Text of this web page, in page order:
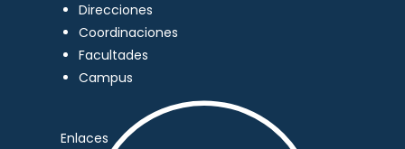
Direcciones
Coordinaciones
Facultades
Campus
Enlaces